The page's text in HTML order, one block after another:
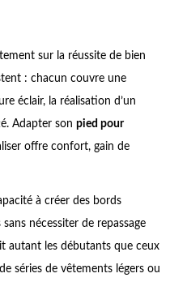
sur la réussite de bien
: chacun couvre une
éclair, la réalisation d’un
Adapter son pied pour
offre confort, gain de
à créer des bords
nécessiter de repassage
autant les débutants que ceux
séries de vêtements légers ou